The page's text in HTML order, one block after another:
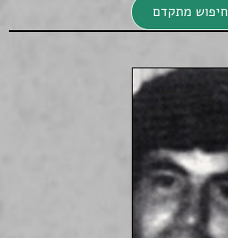
חיפוש מתקדם